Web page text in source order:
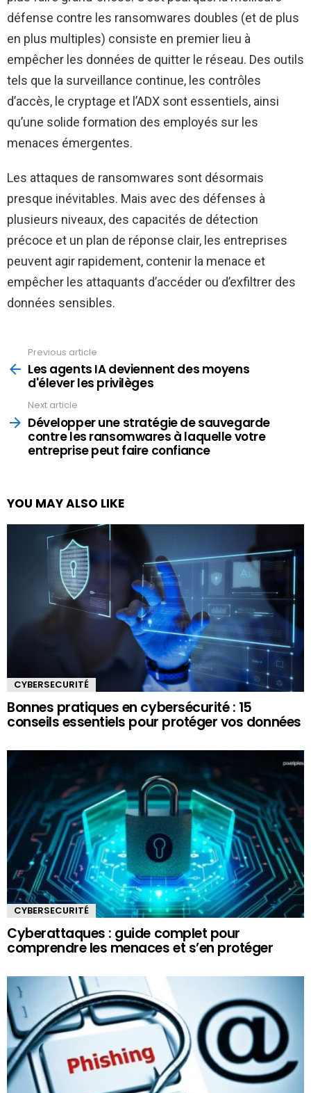
défense contre les ransomwares doubles (et de plus
en plus multiples) consiste en premier lieu à
empêcher les données de quitter le réseau. Des outils
tels que la surveillance continue, les contrôles
d’accès, le cryptage et l’ADX sont essentiels, ainsi
qu’une solide formation des employés sur les
menaces émergentes.
Les attaques de ransomwares sont désormais
presque inévitables. Mais avec des défenses à
plusieurs niveaux, des capacités de détection
précoce et un plan de réponse clair, les entreprises
peuvent agir rapidement, contenir la menace et
empêcher les attaquants d’accéder ou d’exfiltrer des
données sensibles.
more
Previous article
Les agents IA deviennent des moyens
d'élever les privilèges
Next article
Développer une stratégie de sauvegarde
contre les ransomwares à laquelle votre
entreprise peut faire confiance
YOU MAY ALSO LIKE
CYBERSECURITÉ
Bonnes pratiques en cybersécurité : 15
conseils essentiels pour protéger vos données
CYBERSECURITÉ
Cyberattaques : guide complet pour
comprendre les menaces et s’en protéger